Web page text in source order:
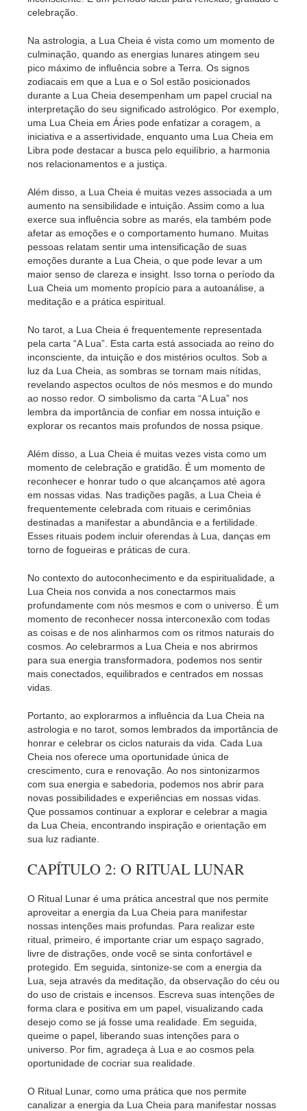
celebração.
Na astrologia, a Lua Cheia é vista como um momento de
culminação, quando as energias lunares atingem seu
pico máximo de influência sobre a Terra. Os signos
zodiacais em que a Lua e o Sol estão posicionados
durante a Lua Cheia desempenham um papel crucial na
interpretação do seu significado astrológico. Por exemplo,
uma Lua Cheia em Áries pode enfatizar a coragem, a
iniciativa e a assertividade, enquanto uma Lua Cheia em
Libra pode destacar a busca pelo equilíbrio, a harmonia
nos relacionamentos e a justiça.
Além disso, a Lua Cheia é muitas vezes associada a um
aumento na sensibilidade e intuição. Assim como a lua
exerce sua influência sobre as marés, ela também pode
afetar as emoções e o comportamento humano. Muitas
pessoas relatam sentir uma intensificação de suas
emoções durante a Lua Cheia, o que pode levar a um
maior senso de clareza e insight. Isso torna o período da
Lua Cheia um momento propício para a autoanálise, a
meditação e a prática espiritual.
No tarot, a Lua Cheia é frequentemente representada
pela carta “A Lua”. Esta carta está associada ao reino do
inconsciente, da intuição e dos mistérios ocultos. Sob a
luz da Lua Cheia, as sombras se tornam mais nítidas,
revelando aspectos ocultos de nós mesmos e do mundo
ao nosso redor. O simbolismo da carta “A Lua” nos
lembra da importância de confiar em nossa intuição e
explorar os recantos mais profundos de nossa psique.
Além disso, a Lua Cheia é muitas vezes vista como um
momento de celebração e gratidão. É um momento de
reconhecer e honrar tudo o que alcançamos até agora
em nossas vidas. Nas tradições pagãs, a Lua Cheia é
frequentemente celebrada com rituais e cerimônias
destinadas a manifestar a abundância e a fertilidade.
Esses rituais podem incluir oferendas à Lua, danças em
torno de fogueiras e práticas de cura.
No contexto do autoconhecimento e da espiritualidade, a
Lua Cheia nos convida a nos conectarmos mais
profundamente com nós mesmos e com o universo. É um
momento de reconhecer nossa interconexão com todas
as coisas e de nos alinharmos com os ritmos naturais do
cosmos. Ao celebrarmos a Lua Cheia e nos abrirmos
para sua energia transformadora, podemos nos sentir
mais conectados, equilibrados e centrados em nossas
vidas.
Portanto, ao explorarmos a influência da Lua Cheia na
astrologia e no tarot, somos lembrados da importância de
honrar e celebrar os ciclos naturais da vida. Cada Lua
Cheia nos oferece uma oportunidade única de
crescimento, cura e renovação. Ao nos sintonizarmos
com sua energia e sabedoria, podemos nos abrir para
novas possibilidades e experiências em nossas vidas.
Que possamos continuar a explorar e celebrar a magia
da Lua Cheia, encontrando inspiração e orientação em
sua luz radiante.
CAPÍTULO 2: O RITUAL LUNAR
O Ritual Lunar é uma prática ancestral que nos permite
aproveitar a energia da Lua Cheia para manifestar
nossas intenções mais profundas. Para realizar este
ritual, primeiro, é importante criar um espaço sagrado,
livre de distrações, onde você se sinta confortável e
protegido. Em seguida, sintonize-se com a energia da
Lua, seja através da meditação, da observação do céu ou
do uso de cristais e incensos. Escreva suas intenções de
forma clara e positiva em um papel, visualizando cada
desejo como se já fosse uma realidade. Em seguida,
queime o papel, liberando suas intenções para o
universo. Por fim, agradeça à Lua e ao cosmos pela
oportunidade de cocriar sua realidade.
O Ritual Lunar, como uma prática que nos permite
canalizar a energia da Lua Cheia para manifestar nossas